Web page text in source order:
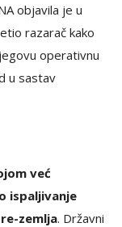
objavila je u
razarač kako
operativnu
u sastav
već
ispaljivanje
zemlja. Državni